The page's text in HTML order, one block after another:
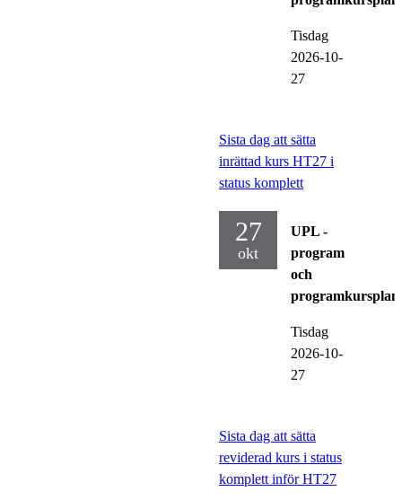
Tisdag
2026-10-
27
Sista dag att sätta
inrättad kurs HT27 i
status komplett
27
okt
UPL -
program
och
Tisdag
2026-10-
27
Sista dag att sätta
reviderad kurs i status
komplett inför HT27